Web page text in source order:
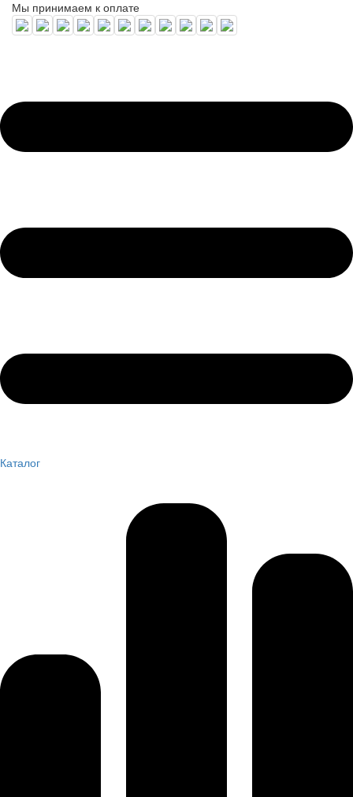
Мы принимаем к оплате
Каталог